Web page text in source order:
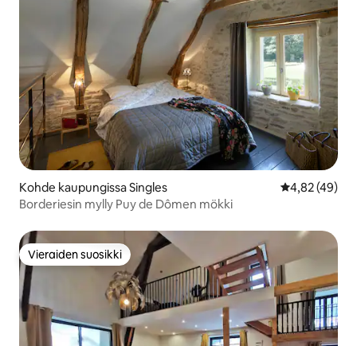
Kohde kaupungissa Singles
4,82 (49)
Borderiesin mylly Puy de Dômen mökki
Vieraiden suosikki
Vieraiden suosikki